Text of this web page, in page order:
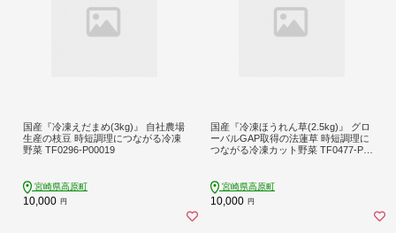
国産『冷凍えだまめ(3kg)』 自社農場
生産の枝豆 時短調理につながる冷凍
野菜 TF0296-P00019
宮崎県高原町
10,000 円
国産『冷凍ほうれん草(2.5kg)』 グロ
ーバルGAP取得の法蓮草 時短調理に
つながる冷凍カット野菜 TF0477-P0
宮崎県高原町
10,000 円